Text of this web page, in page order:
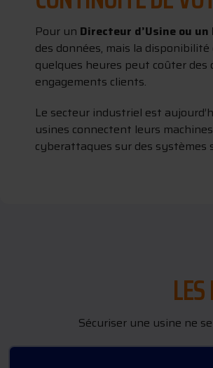
Pour un Directeur d’Usine ou un
des données, mais la
quelques heures peut coûter des
engagements clients.
Le secteur industriel est
usines connectent leurs
cyberattaques sur des systèmes
Sécuriser une usine ne